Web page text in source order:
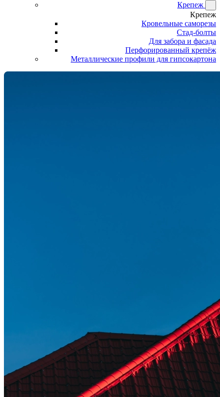
Крепеж
Крепеж
Кровельные саморезы
Стад-болты
Для забора и фасада
Перфорированный крепёж
Металлические профили для гипсокартона